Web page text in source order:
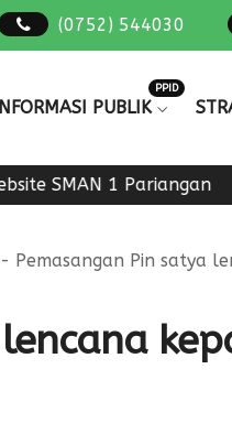
(0752) 544030
PUBLIK
PPID
SMAN 1 Pariangan
Pemasangan Pin satya